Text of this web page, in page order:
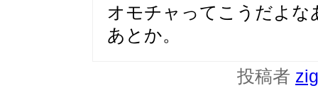
オモチャってこうだよ
あとか。
投稿者